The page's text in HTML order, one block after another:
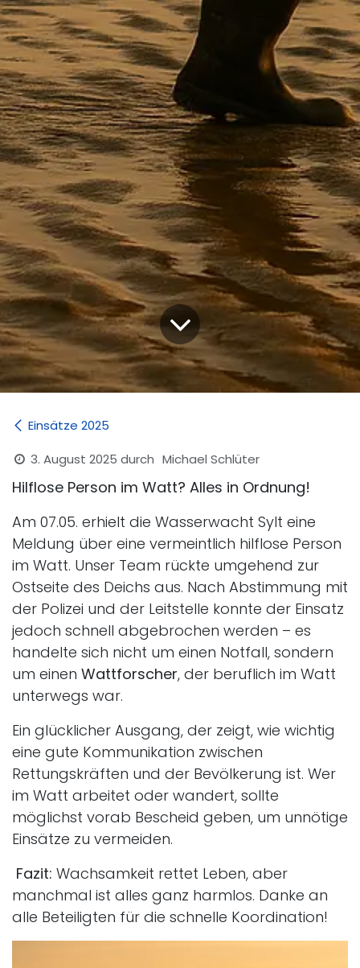
Einsätze 2025
3. August 2025 durch Michael Schlüter
Hilflose Person im Watt? Alles in Ordnung!
Am 07.05. erhielt die Wasserwacht Sylt eine
Meldung über eine vermeintlich hilflose Person
im Watt. Unser Team rückte umgehend zur
Ostseite des Deichs aus. Nach Abstimmung mit
der Polizei und der Leitstelle konnte der Einsatz
jedoch schnell abgebrochen werden – es
handelte sich nicht um einen Notfall, sondern
um einen Wattforscher, der beruflich im Watt
unterwegs war.
Ein glücklicher Ausgang, der zeigt, wie wichtig
eine gute Kommunikation zwischen
Rettungskräften und der Bevölkerung ist. Wer
im Watt arbeitet oder wandert, sollte
möglichst vorab Bescheid geben, um unnötige
Einsätze zu vermeiden.
Fazit: Wachsamkeit rettet Leben, aber
manchmal ist alles ganz harmlos. Danke an
alle Beteiligten für die schnelle Koordination!